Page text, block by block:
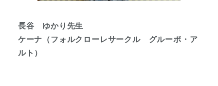
長谷 ゆかり先生
ケーナ（フォルクローレサークル グルーポ・ア
ルト）